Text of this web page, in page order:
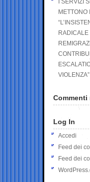
I SERVIZI
METTONO
VIOLENZA”
Commenti
Log In
Accedi
Feed dei
Feed dei